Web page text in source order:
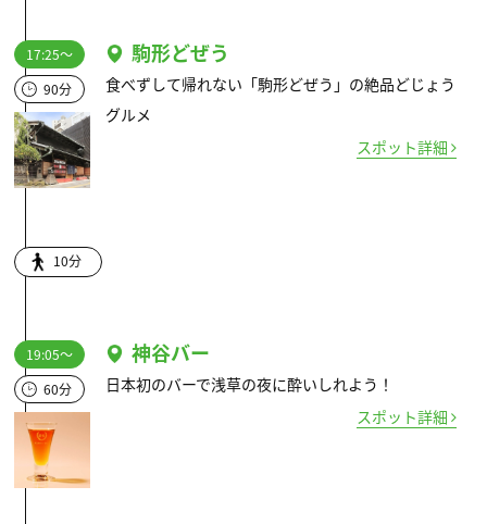
17:25～
90分
駒形どぜう
食べずして帰れない「駒形どぜう」の絶品どじょう
グルメ
スポット詳細
10分
19:05～
60分
神谷バー
日本初のバーで浅草の夜に酔いしれよう！
スポット詳細